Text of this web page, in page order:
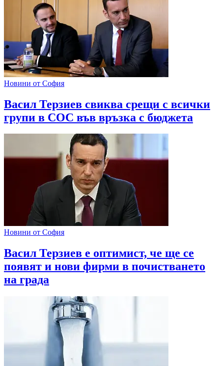
Новини от София
Васил Терзиев свиква срещи с всички
групи в СОС във връзка с бюджета
Новини от София
Васил Терзиев е оптимист, че ще се
появят и нови фирми в почистването
на града